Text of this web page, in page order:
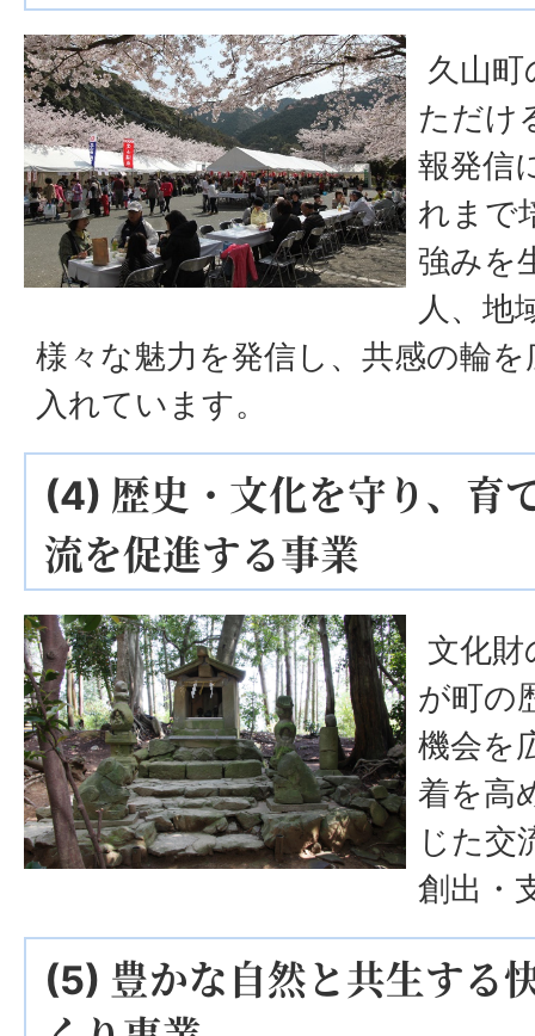
久山
ただけ
報発信
れまで
強みを
人、地
様々な魅力を発信し、共感の輪
入れています。
(4) 歴史・文化を守り、育
流を促進する事業
文化財
が町の
機会を
着を高
じた交
創出・
(5) 豊かな自然と共生する